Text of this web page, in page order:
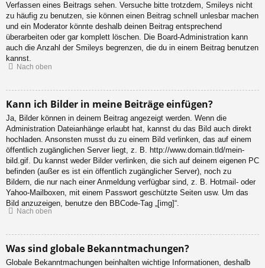
Verfassen eines Beitrags sehen. Versuche bitte trotzdem, Smileys nicht
zu häufig zu benutzen, sie können einen Beitrag schnell unlesbar machen
und ein Moderator könnte deshalb deinen Beitrag entsprechend
überarbeiten oder gar komplett löschen. Die Board-Administration kann
auch die Anzahl der Smileys begrenzen, die du in einem Beitrag benutzen
kannst.
Nach oben
Kann ich Bilder in meine Beiträge einfügen?
Ja, Bilder können in deinem Beitrag angezeigt werden. Wenn die
Administration Dateianhänge erlaubt hat, kannst du das Bild auch direkt
hochladen. Ansonsten musst du zu einem Bild verlinken, das auf einem
öffentlich zugänglichen Server liegt, z. B. http://www.domain.tld/mein-
bild.gif. Du kannst weder Bilder verlinken, die sich auf deinem eigenen PC
befinden (außer es ist ein öffentlich zugänglicher Server), noch zu
Bildern, die nur nach einer Anmeldung verfügbar sind, z. B. Hotmail- oder
Yahoo-Mailboxen, mit einem Passwort geschützte Seiten usw. Um das
Bild anzuzeigen, benutze den BBCode-Tag „[img]“.
Nach oben
Was sind globale Bekanntmachungen?
Globale Bekanntmachungen beinhalten wichtige Informationen, deshalb